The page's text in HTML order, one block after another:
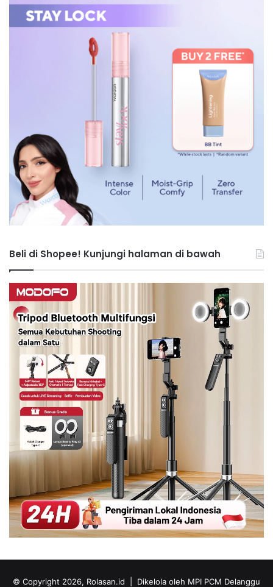
Beli di Shopee! Kunjungi halaman di bawah
© Copyright 2026, Rolasan.id | Dikelola oleh MPI PCM Delanggu